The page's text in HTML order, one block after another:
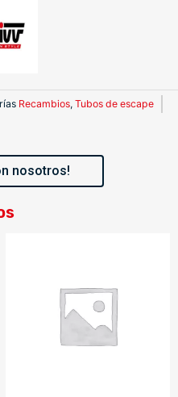
Recambios, Tubos de escape
nosotros!